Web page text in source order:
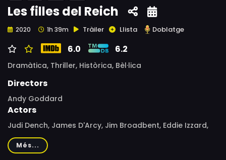
Les filles del Reich
2020 1h 39m Tràiler Llista Doblatge
6.0 6.2
Dramàtica, Thriller, Històrica, Bèl·lica
Directors
Andy Goddard
Actors
Judi Dench, James D'Arcy, Jim Broadbent, Eddie Izzard,
Carla Juri, David Schofield, Kevin Eldon, Nigel Lindsay,
Maria Dragus, Franziska Brandmeier, Bianca Nawrath,
Més...